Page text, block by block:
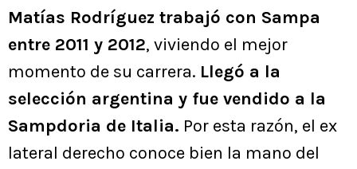
Matías Rodríguez trabajó con Sampa
entre 2011 y 2012, viviendo el mejor
momento de su carrera. Llegó a la
selección argentina y fue vendido a la
Sampdoria de Italia. Por esta razón, el ex
lateral derecho conoce bien la mano del